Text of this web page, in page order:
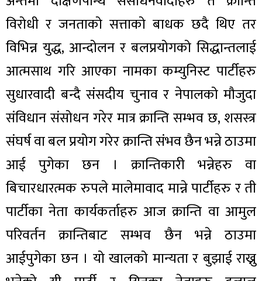
विरोधी र जनताको सत्ताको बाधक छदै थिए तर
विभिन्न युद्ध, आन्दोलन र बलप्रयोगको सिद्धान्तलाई
आत्मसाथ गरि आएका नामका कम्युनिस्ट पार्टीहरु
सुधारवादी बन्दै संसदीय चुनाव र नेपालको मौजुदा
संविधान संसोधन गरेर मात्र क्रान्ति सम्भव छ, शसस्त्र
संघर्ष वा बल प्रयोग गरेर क्रान्ति संभव छैन भन्ने ठाउमा
आई पुगेका छन । क्रान्तिकारी भन्नेहरु वा
बिचारधारत्मक रुपले मालेमावाद मान्ने पार्टीहरु र ती
पार्टीका नेता कार्यकर्ताहरु आज क्रान्ति वा आमुल
परिवर्तन क्रान्तिबाट सम्भव छैन भन्ने ठाउमा
आईपुगेका छन । यो खालको मान्यता र बुझाई राख्नु